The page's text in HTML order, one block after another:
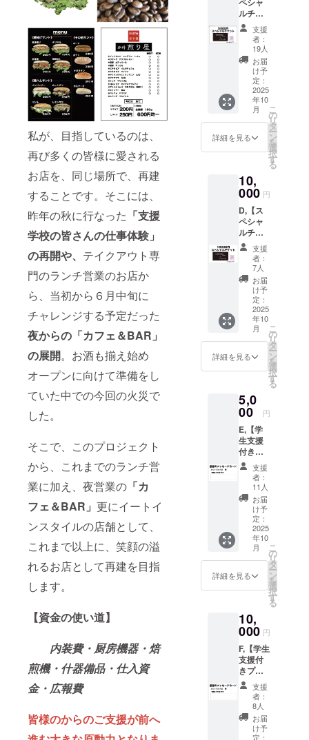
私が、目指しているのは、
再び多くの皆様に愛される
お店を、同じ場所で、再建
することです。そこには、
昨年の秋に行なった 「支援
学校の皆さんの仕事体験」
の再開や、 テイクアウト専
門のランチ営業のお店か
ら、当初から６月中旬に
チャレンジする予定だった
夜からの「カフェ＆BAR」
の展開。お酒も揃え始め
オープンに向けて準備をし
ていた中での今回の火災で
した。
そこで、このプロジェクト
から、これまでのランチ営
業に加え、夜営業の 「カ
フェ＆BAR」 更にイートイ
ンスタイルの店舗として、
これまで以上に、笑顔の溢
れるお店として再建を目指
します。
【資金の使い道】
内装費・厨房機器・焙
煎機・什器備品・仕入資
金・広報費
皆様のからのご支援が前へ
ドリン
ク、200
サンド
＋唐揚
げカッ
プ な
ど）
※お
釣りは
出ませ
ん。ご
注意く
ださ
枚で、
総額
3600円
分（500
円×7枠
＋100円
分）600
円もお
得なチ
ケット
す。
利用期
限；
2026年
3月31日
まで有
ルチ
ケッ
ト】お
店の商
品の購
入時に
ご利用
いただ
けま
す。 チ
ケット
は、１
枠 500
円
コッペ
パンサ
ンド＋
ランチ
ドリン
ク、200
サンド
＋唐揚
げカッ
プ な
ど）
※
お釣り
は出ま
せん。
ご注意
くださ
額6000
円分
（500円
×12枠）
1000円
もお得
なチ
ケット
です。
利用
期限；
2026年
3月31日
まで有
支援
者：
19人
お届
け予
定：
2025
年10
月
詳細を見る
こ
の
リ
タ
ー
ン
を
選
択
す
る
10,
000 円
D,【ス
ペシャ
ルチ
ケッ
ト】お
店の商
品の購
入時に
ご利用
いただ
けま
す。 チ
ケット
は、１
枠 500
円
コッペ
パンサ
ンド＋
ランチ
ドリン
ク、200
サンド
＋唐揚
げカッ
プ な
ど）
※お
釣りは
出ませ
ん。ご
注意く
ださ
ケット
×2枚
総額
1200円
分（500
円×12枠
＋500円
×12枠）
2000円
もお得
なチ
支援
者：
7人
お届
け予
定：
2025
年10
月
詳細を見る
こ
の
リ
タ
ー
ン
を
選
択
す
る
5,0
00 円
E,【学
生支援
付きプ
ラン】
熊大
OB・
OGの皆
さん
へ 来
店する
熊大生
のみが
利用対
象者と
なるチ
ケット
当店の
500円分
の商品
購入券
を500円
券×10人
分
（5000
円分）
利用期
限；
支援
者：
11人
お届
け予
定：
2025
年10
月
詳細を見る
こ
の
リ
タ
ー
ン
を
選
択
す
る
10,
000 円
F,【学生
支援付
きプラ
ン】熊
大OB・
OGの皆
さん
へ 来
店する
支援
者：
8人
お届
け予
定：